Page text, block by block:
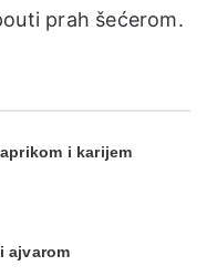
prah šećerom.
i karijem
ajvarom